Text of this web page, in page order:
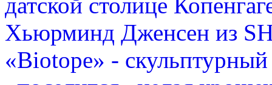
Хьюрминд Дженсен из
«Biotope» -